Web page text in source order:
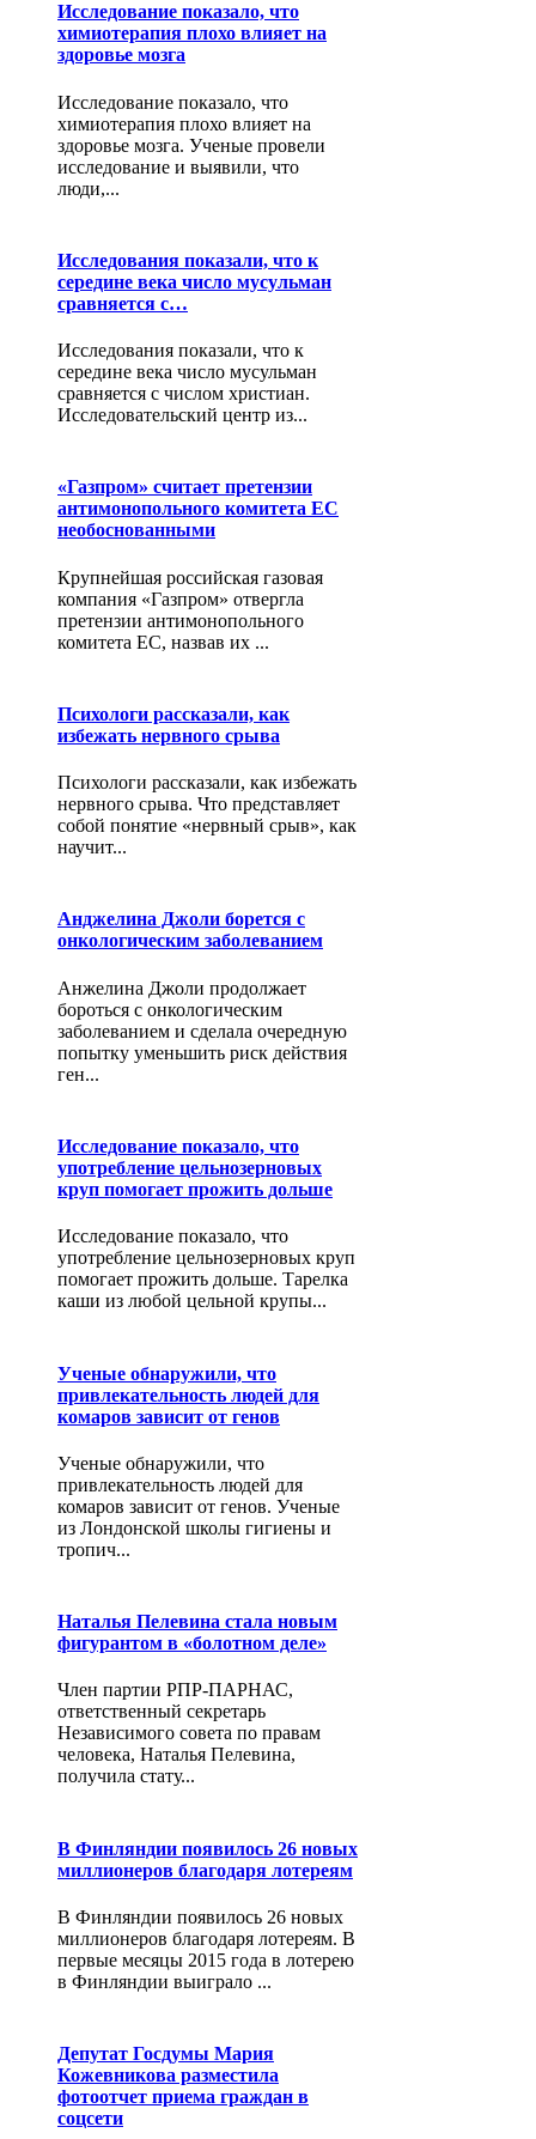
Исследование показало, что
химиотерапия плохо влияет на
здоровье мозга
Исследование показало, что
химиотерапия плохо влияет на
здоровье мозга. Ученые провели
исследование и выявили, что
люди,...
Исследования показали, что к
середине века число мусульман
сравняется с…
Исследования показали, что к
середине века число мусульман
сравняется с числом христиан‏.
Исследовательский центр из...
«Газпром» считает претензии
антимонопольного комитета ЕС
необоснованными
Крупнейшая российская газовая
компания «Газпром» отвергла
претензии антимонопольного
комитета ЕС, назвав их ...
Психологи рассказали, как
избежать нервного срыва
Психологи рассказали, как избежать
нервного срыва. Что представляет
собой понятие «нервный срыв», как
научит...
Анджелина Джоли борется с
онкологическим заболеванием
Анжелина Джоли продолжает
бороться с онкологическим
заболеванием и сделала очередную
попытку уменьшить риск действия
ген...
Исследование показало, что
употребление цельнозерновых
круп помогает прожить дольше
Исследование показало, что
употребление цельнозерновых круп
помогает прожить дольше. Тарелка
каши из любой цельной крупы...
Ученые обнаружили, что
привлекательность людей для
комаров зависит от генов
Ученые обнаружили, что
привлекательность людей для
комаров зависит от генов. Ученые
из Лондонской школы гигиены и
тропич...
Наталья Пелевина стала новым
фигурантом в «болотном деле»
Член партии РПР-ПАРНАС,
ответственный секретарь
Независимого совета по правам
человека, Наталья Пелевина,
получила стату...
В Финляндии появилось 26 новых
миллионеров благодаря лотереям
В Финляндии появилось 26 новых
миллионеров благодаря лотереям. В
первые месяцы 2015 года в лотерею
в Финляндии выиграло ...
Депутат Госдумы Мария
Кожевникова разместила
фотоотчет приема граждан в
соцсети